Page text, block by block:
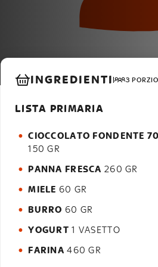
INGREDIENTI 3
LISTA PRIMARIA
CIOCCOLATO FONDENTE
150 GR
PANNA FRESCA 260 GR
MIELE 60 GR
BURRO 60 GR
YOGURT 1 VASETTO
FARINA 460 GR